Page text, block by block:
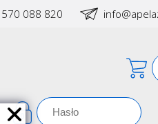
088 820